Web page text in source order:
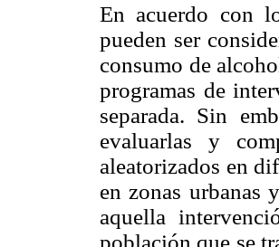
En acuerdo con
pueden ser
consumo de
programas de
separada. Sin
evaluarlas y
aleatorizados en
en zonas urbanas
aquella
población que se